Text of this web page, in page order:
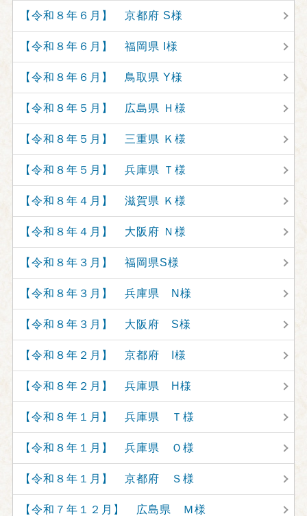
【令和８年６月】 京都府 S様
【令和８年６月】 福岡県 I様
【令和８年６月】 鳥取県 Y様
【令和８年５月】 広島県 Ｈ様
【令和８年５月】 三重県 Ｋ様
【令和８年５月】 兵庫県 Ｔ様
【令和８年４月】 滋賀県 Ｋ様
【令和８年４月】 大阪府 Ｎ様
【令和８年３月】 福岡県S様
【令和８年３月】 兵庫県 N様
【令和８年３月】 大阪府 S様
【令和８年２月】 京都府 I様
【令和８年２月】 兵庫県 H様
【令和８年１月】 兵庫県 Ｔ様
【令和８年１月】 兵庫県 Ｏ様
【令和８年１月】 京都府 Ｓ様
【令和７年１２月】 広島県 Ｍ様